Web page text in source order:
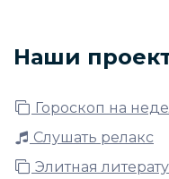
Наши
Гороскоп на
Слушать релакс
Элитная